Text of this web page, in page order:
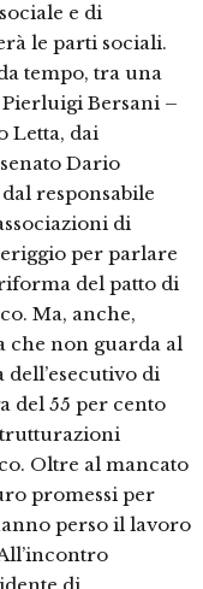
e di
le parti sociali.
tempo, tra una
Bersani –
Letta, dai
Dario
responsabile
di
per parlare
del patto di
Ma, anche,
che non guarda al
dell’esecutivo di
del 55 per cento
Oltre al mancato
promessi per
perso il lavoro